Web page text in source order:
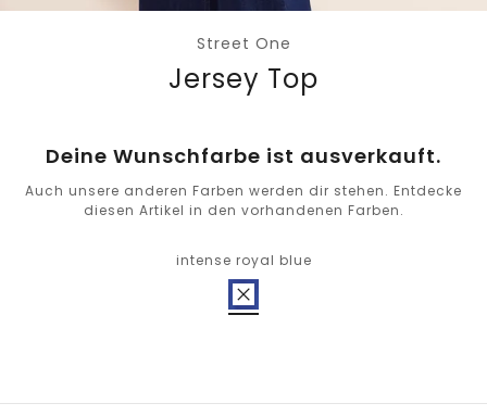
Street One
Jersey Top
Deine Wunschfarbe ist ausverkauft.
Auch unsere anderen Farben werden dir stehen. Entdecke
diesen Artikel in den vorhandenen Farben.
intense royal blue